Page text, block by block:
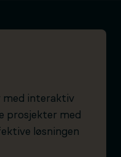
med interaktiv
prosjekter med
løsningen